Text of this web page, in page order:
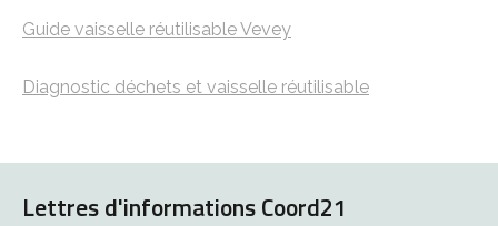
Guide vaisselle réutilisable Vevey
Diagnostic déchets et vaisselle réutilisable
Lettres d'informations Coord21